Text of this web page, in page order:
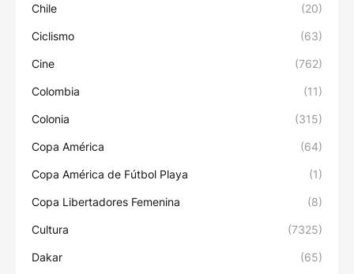
Chile (20)
Ciclismo (63)
Cine (762)
Colombia (11)
Colonia (315)
Copa América (64)
Copa América de Fútbol Playa (1)
Copa Libertadores Femenina (8)
Cultura (7325)
Dakar (65)